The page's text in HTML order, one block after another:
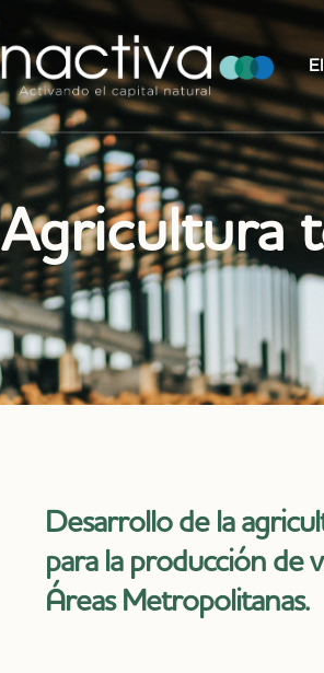
Agricultura
Desarrollo de la
para la producción de
Áreas Metropolitanas.